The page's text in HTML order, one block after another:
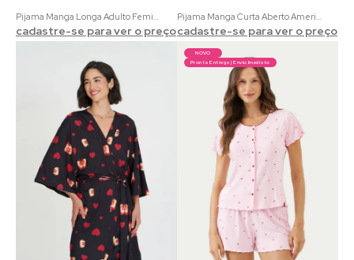
Pijama Manga Longa Adulto Feminino Liso
cadastre-se para ver o preço
Pijama Manga Curta Aberto Americano Adulto Feminino
cadastre-se para ver o preço
NOVO
Pronta Entrega | Envio Imediato